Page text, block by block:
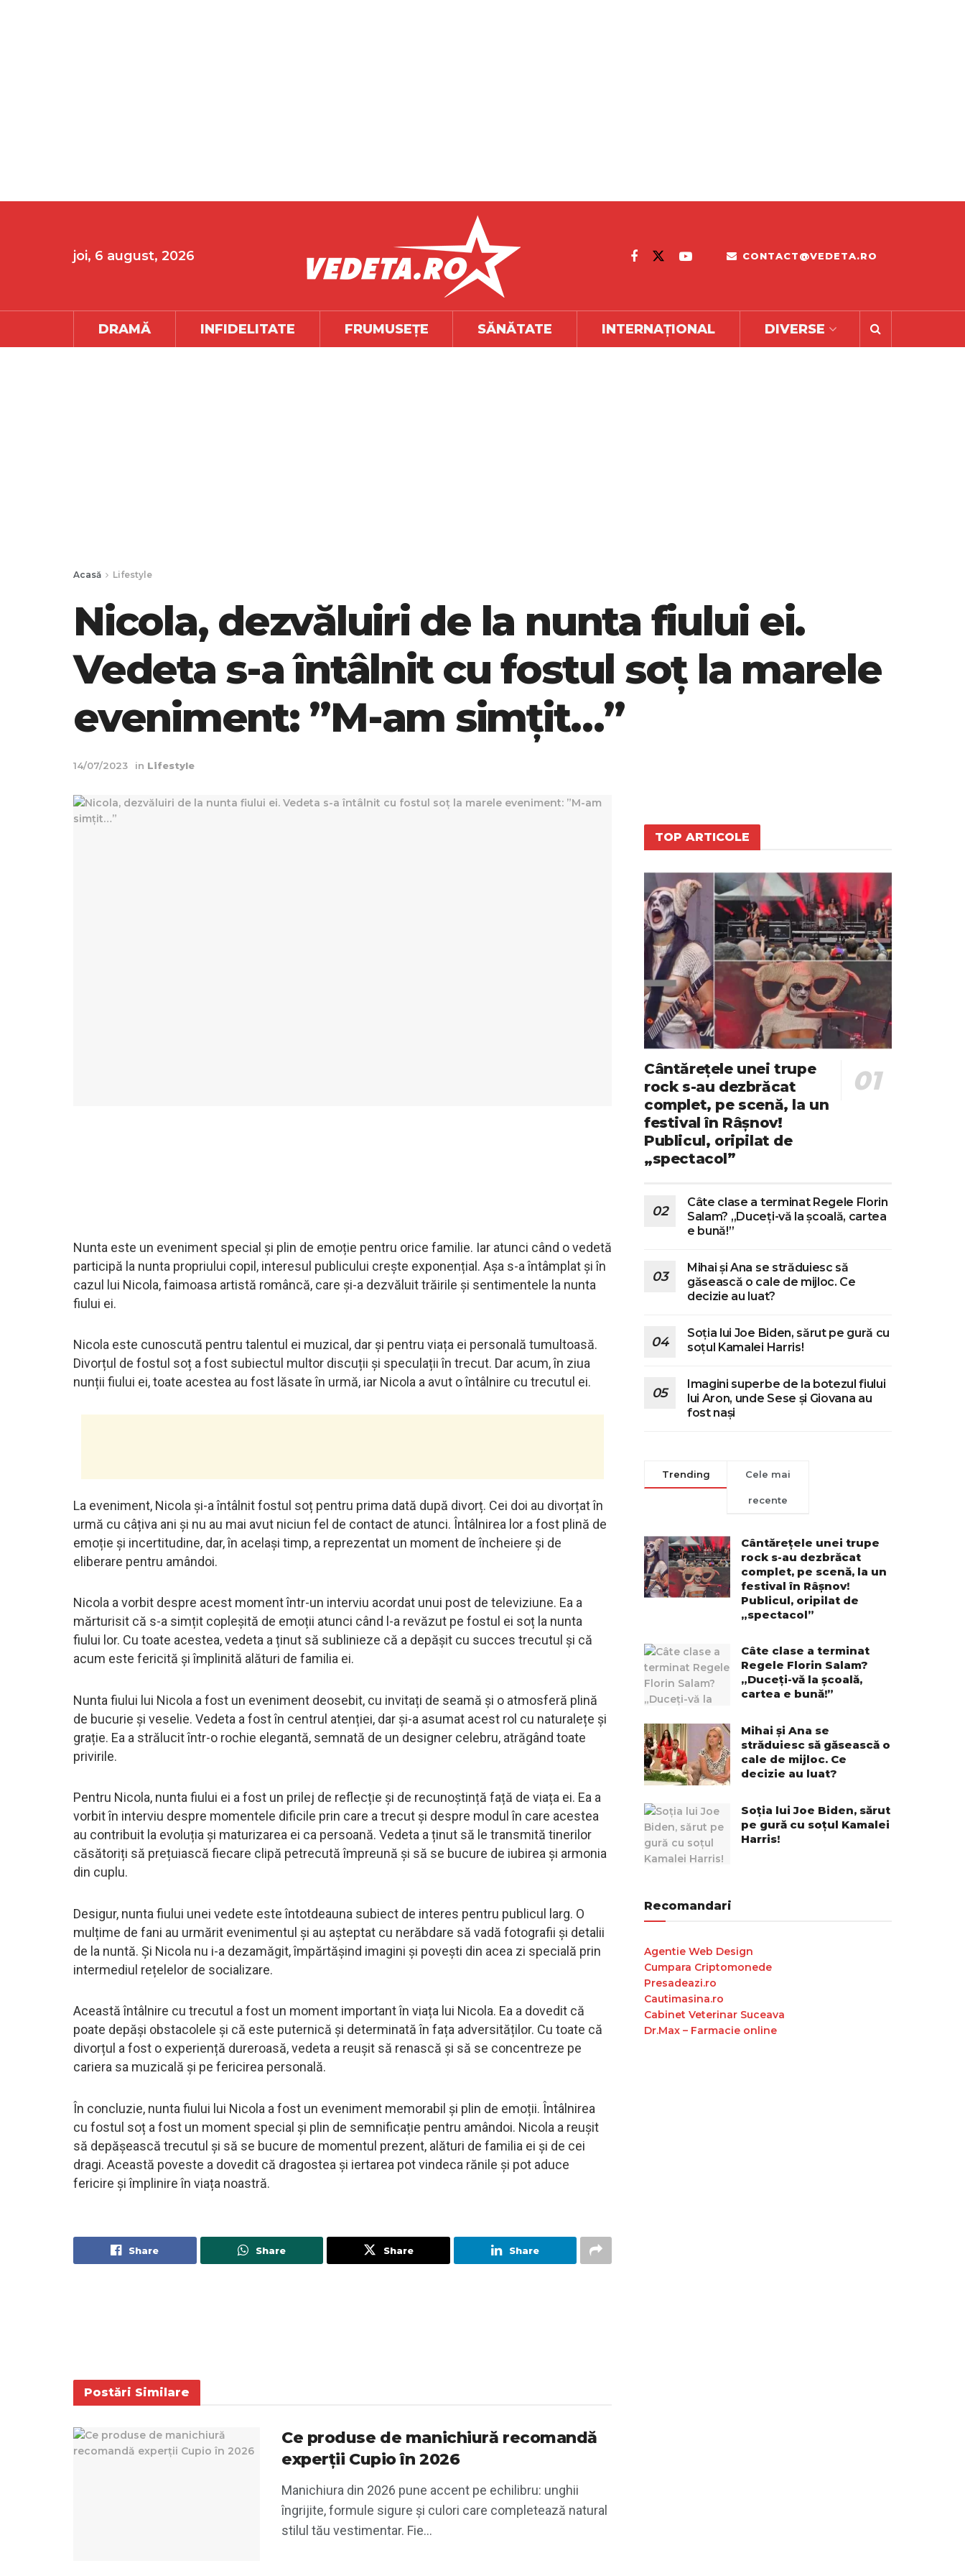
joi, 6 august, 2026 CONTACT@VEDETA.RO
DRAMĂ INFIDELITATE FRUMUSEȚE SĂNĂTATE INTERNAȚIONAL DIVERSE
Acasă Lifestyle
Nicola, dezvăluiri de la nunta fiului ei.
Vedeta s-a întâlnit cu fostul soț la marele
eveniment: ”M-am simțit…”
14/07/2023 in Lifestyle
Nunta este un eveniment special și plin de emoție pentru orice familie. Iar atunci când o vedetă
participă la nunta propriului copil, interesul publicului crește exponențial. Așa s-a întâmplat și în
cazul lui Nicola, faimoasa artistă româncă, care și-a dezvăluit trăirile și sentimentele la nunta
fiului ei.
Nicola este cunoscută pentru talentul ei muzical, dar și pentru viața ei personală tumultoasă.
Divorțul de fostul soț a fost subiectul multor discuții și speculații în trecut. Dar acum, în ziua
nunții fiului ei, toate acestea au fost lăsate în urmă, iar Nicola a avut o întâlnire cu trecutul ei.
La eveniment, Nicola și-a întâlnit fostul soț pentru prima dată după divorț. Cei doi au divorțat în
urmă cu câțiva ani și nu au mai avut niciun fel de contact de atunci. Întâlnirea lor a fost plină de
emoție și incertitudine, dar, în același timp, a reprezentat un moment de încheiere și de
eliberare pentru amândoi.
Nicola a vorbit despre acest moment într-un interviu acordat unui post de televiziune. Ea a
mărturisit că s-a simțit copleșită de emoții atunci când l-a revăzut pe fostul ei soț la nunta
fiului lor. Cu toate acestea, vedeta a ținut să sublinieze că a depășit cu succes trecutul și că
acum este fericită și împlinită alături de familia ei.
Nunta fiului lui Nicola a fost un eveniment deosebit, cu invitați de seamă și o atmosferă plină
de bucurie și veselie. Vedeta a fost în centrul atenției, dar și-a asumat acest rol cu naturalețe și
grație. Ea a strălucit într-o rochie elegantă, semnată de un designer celebru, atrăgând toate
privirile.
Pentru Nicola, nunta fiului ei a fost un prilej de reflecție și de recunoștință față de viața ei. Ea a
vorbit în interviu despre momentele dificile prin care a trecut și despre modul în care acestea
au contribuit la evoluția și maturizarea ei ca persoană. Vedeta a ținut să le transmită tinerilor
căsătoriți să prețuiască fiecare clipă petrecută împreună și să se bucure de iubirea și armonia
din cuplu.
Desigur, nunta fiului unei vedete este întotdeauna subiect de interes pentru publicul larg. O
mulțime de fani au urmărit evenimentul și au așteptat cu nerăbdare să vadă fotografii și detalii
de la nuntă. Și Nicola nu i-a dezamăgit, împărtășind imagini și povești din acea zi specială prin
intermediul rețelelor de socializare.
Această întâlnire cu trecutul a fost un moment important în viața lui Nicola. Ea a dovedit că
poate depăși obstacolele și că este puternică și determinată în fața adversităților. Cu toate că
divorțul a fost o experiență dureroasă, vedeta a reușit să renască și să se concentreze pe
cariera sa muzicală și pe fericirea personală.
În concluzie, nunta fiului lui Nicola a fost un eveniment memorabil și plin de emoții. Întâlnirea
cu fostul soț a fost un moment special și plin de semnificație pentru amândoi. Nicola a reușit
să depășească trecutul și să se bucure de momentul prezent, alături de familia ei și de cei
dragi. Această poveste a dovedit că dragostea și iertarea pot vindeca rănile și pot aduce
fericire și împlinire în viața noastră.
Share Share Share Share
Postări Similare
Ce produse de manichiură recomandă
experții Cupio în 2026
Manichiura din 2026 pune accent pe echilibru: unghii
îngrijite, formule sigure și culori care completează natural
stilul tău vestimentar. Fie...
TOP ARTICOLE
Cântărețele unei trupe
rock s-au dezbrăcat
complet, pe scenă, la un
festival în Râșnov!
Publicul, oripilat de
„spectacol”
Câte clase a terminat Regele Florin
Salam? „Duceți-vă la școală, cartea
e bună!”
Mihai și Ana se străduiesc să
găsească o cale de mijloc. Ce
decizie au luat?
Soția lui Joe Biden, sărut pe gură cu
soțul Kamalei Harris!
Imagini superbe de la botezul fiului
lui Aron, unde Sese și Giovana au
fost nași
Trending Cele mai
recente
Cântărețele unei trupe
rock s-au dezbrăcat
complet, pe scenă, la un
festival în Râșnov!
Publicul, oripilat de
„spectacol”
Câte clase a terminat
Regele Florin Salam?
„Duceți-vă la școală,
cartea e bună!”
Mihai și Ana se
străduiesc să găsească o
cale de mijloc. Ce
decizie au luat?
Soția lui Joe Biden, sărut
pe gură cu soțul Kamalei
Harris!
Recomandari
Agentie Web Design
Cumpara Criptomonede
Presadeazi.ro
Cautimasina.ro
Cabinet Veterinar Suceava
Dr.Max – Farmacie online